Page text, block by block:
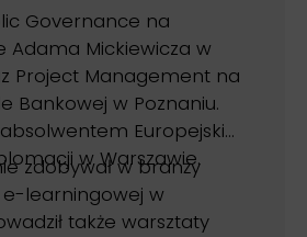
Governance na
Adama Mickiewicza w
Project Management na
Bankowej w Poznaniu.
Europejskiej
w Warszawie.
zdobywał w branży
learningowej w
także warsztaty